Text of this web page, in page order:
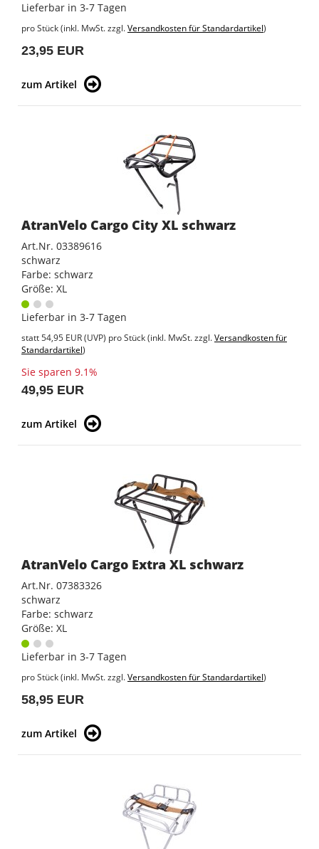
Lieferbar in 3-7 Tagen
pro Stück (inkl. MwSt. zzgl.Versandkosten für Standardartikel)
23,95 EUR
zum Artikel
AtranVelo Cargo City XL schwarz
Art.Nr. 03389616
schwarz
Farbe: schwarz
Größe: XL
Lieferbar in 3-7 Tagen
statt54,95 EUR(UVP) pro Stück (inkl. MwSt. zzgl.Versandkosten für
Standardartikel)
Sie sparen 9.1%
49,95 EUR
zum Artikel
AtranVelo Cargo Extra XL schwarz
Art.Nr. 07383326
schwarz
Farbe: schwarz
Größe: XL
Lieferbar in 3-7 Tagen
pro Stück (inkl. MwSt. zzgl.Versandkosten für Standardartikel)
58,95 EUR
zum Artikel